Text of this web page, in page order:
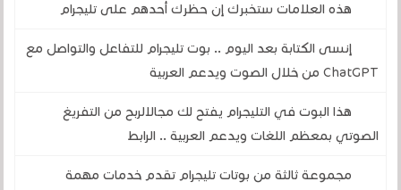
هذه العلامات ستخبرك إن حظرك أحدهم على تليجرام
إنسى الكتابة بعد اليوم .. بوت تليجرام للتفاعل والتواصل مع
ChatGPT من خلال الصوت ويدعم العربية
هذا البوت في التليجرام يفتح لك مجالالربح من التفريغ
الصوتي بمعظم اللغات ويدعم العربية .. الرابط
مجموعة ثالثة من بوتات تليجرام تقدم خدمات مهمة